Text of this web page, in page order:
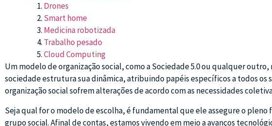
Drones
Smart home
Medicina robotizada
Trabalho pesado
Cloud Computing
Um modelo de organização social, como a Sociedade 5.0 ou qualquer outro,
sociedade estrutura sua dinâmica, atribuindo papéis específicos a todos os
organização social sofrem alterações de acordo com as necessidades
Seja qual for o modelo de escolha, é fundamental que ele assegure o
grupo social. Afinal de contas, estamos vivendo em meio a avanços